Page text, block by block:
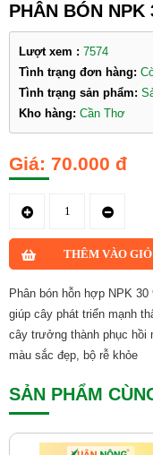
PHÂN BÓN NPK
Lượt xem : 7574
Tình trạng đơn hàng:
Tình trạng sản phẩm:
Kho hàng: Cần Thơ
70.000 đ
Phân bón hỗn hợp NPK
giúp cây phát triển mạnh
cây trưởng thành phục hồi
màu sắc đẹp, bộ rễ khỏe
SẢN PHẨM